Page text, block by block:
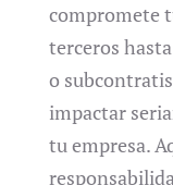
compromete
terceros
o
impactar
tu empresa.